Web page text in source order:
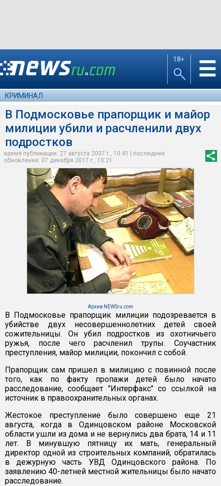
18+ ☰
КРИМИНАЛ
В Подмосковье прапорщик и майор
милиции убили и расчленили двух
подростков
время публикации: 27 августа 2007 г., 10:41 | последнее
обновление: 07 декабря 2017 г., 10:21
Архив NEWSru.com
В Подмосковье прапорщик милиции подозревается в
убийстве двух несовершеннолетних детей своей
сожительницы. Он убил подростков из охотничьего
ружья, после чего расчленил трупы. Соучастник
преступления, майор милиции, покончил с собой.
Прапорщик сам пришел в милицию с повинной после
того, как по факту пропажи детей было начато
расследование, сообщает "Интерфакс" со ссылкой на
источник в правоохранительных органах.
Жестокое преступление было совершено еще 21
августа, когда в Одинцовском районе Московской
области ушли из дома и не вернулись два брата, 14 и 11
лет. В минувшую пятницу их мать, генеральный
директор одной из строительных компаний, обратилась
в дежурную часть УВД Одинцовского района. По
заявлению 40-летней местной жительницы было начато
расследование.